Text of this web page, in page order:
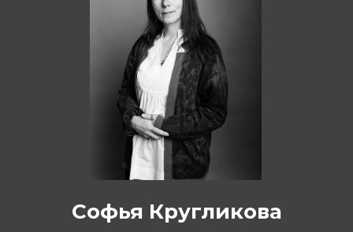
Софья Кругликова